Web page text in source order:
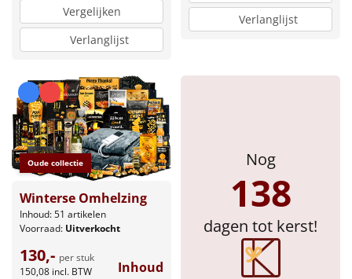
Vergelijken
Verlanglijst
Verlanglijst
Oude collectie
Winterse Omhelzing
Inhoud: 51 artikelen
Voorraad: Uitverkocht
130,- per stuk
150,08 incl. BTW Inhoud
Nog
138
dagen tot kerst!